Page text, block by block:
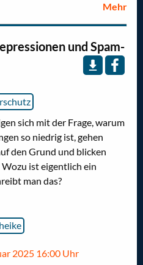
Mehr
und Spam-
sich mit der Frage, warum
so niedrig ist, gehen
den Grund und blicken
ist eigentlich ein
man das?
2025 16:00 Uhr